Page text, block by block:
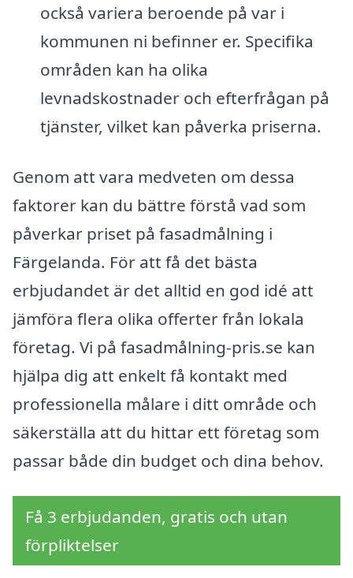
också variera beroende på var i
kommunen ni befinner er. Specifika
områden kan ha olika
levnadskostnader och efterfrågan på
tjänster, vilket kan påverka priserna.
Genom att vara medveten om dessa
faktorer kan du bättre förstå vad som
påverkar priset på fasadmålning i
Färgelanda. För att få det bästa
erbjudandet är det alltid en god idé att
jämföra flera olika offerter från lokala
företag. Vi på fasadmålning-pris.se kan
hjälpa dig att enkelt få kontakt med
professionella målare i ditt område och
säkerställa att du hittar ett företag som
passar både din budget och dina behov.
Få 3 erbjudanden, gratis och utan
förpliktelser